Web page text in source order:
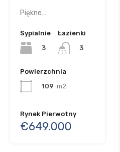
Piękne…
Sypialnie
3
Łazienki
3
Powierzchnia
109 m2
Rynek Pierwotny
€649.000